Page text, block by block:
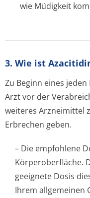
wie Müdigkeit
3. Wie ist
Zu Beginn eines
Arzt vor der
weiteres Arzneimittel
Erbrechen geben.
– Die empfohlene
Körperoberfläche.
geeignete Dosis
Ihrem allgemeinen